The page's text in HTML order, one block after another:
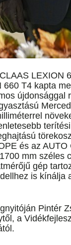
LEXION
T4 kapta
újdonsággal
és az
mm széles
gép
is kínálja
Pintér
a